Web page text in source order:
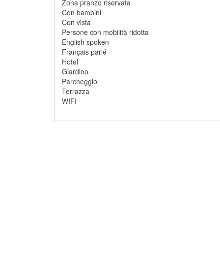
Zona pranzo riservata
Con bambini
Con vista
Persone con mobilità ridotta
English spoken
Français parlé
Hotel
Giardino
Parcheggio
Terrazza
WIFI